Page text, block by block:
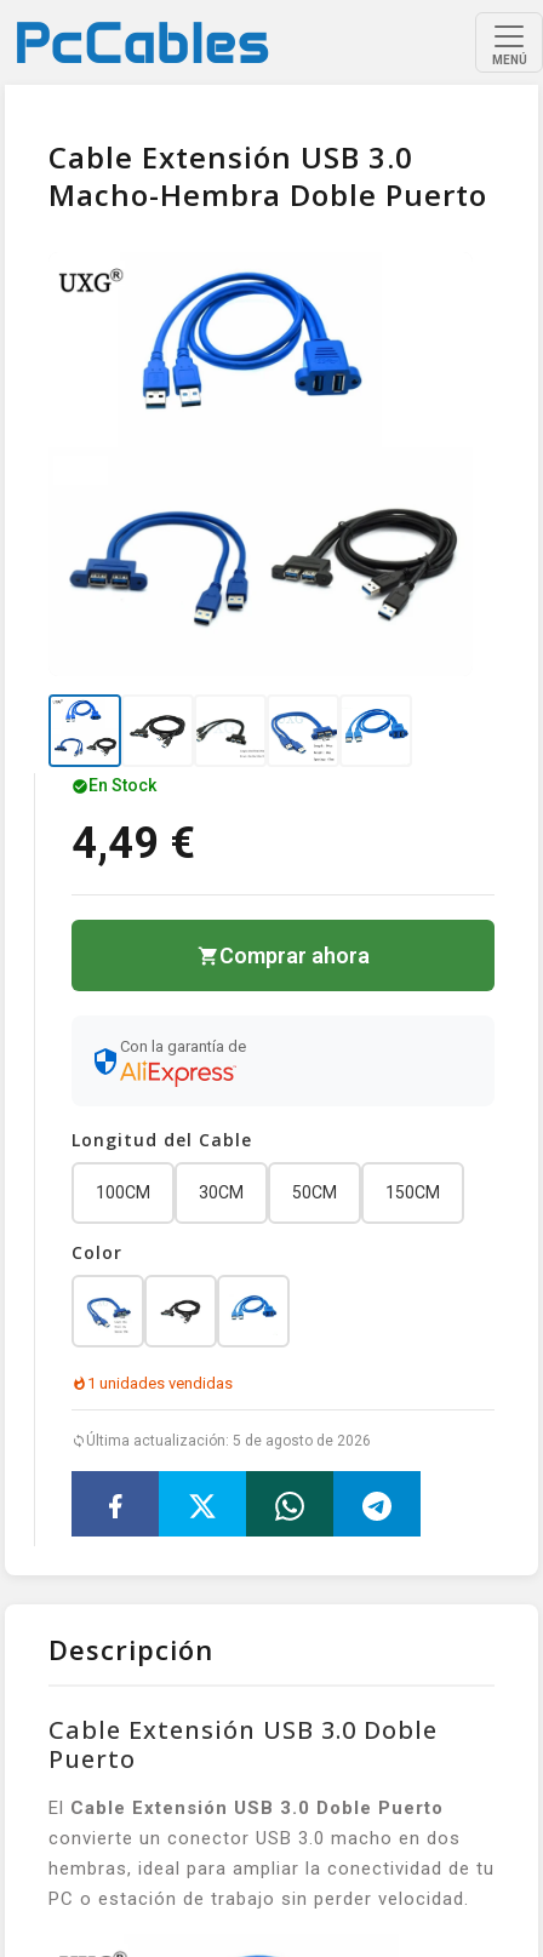
MENÚ
Cable Extensión USB 3.0
Macho-Hembra Doble Puerto
En Stock
4,49 €
Comprar ahora
Con la garantía de
Longitud del Cable
100CM 30CM 50CM 150CM
Color
1 unidades vendidas
Última actualización: 5 de agosto de 2026
Descripción
Cable Extensión USB 3.0 Doble
Puerto
El Cable Extensión USB 3.0 Doble Puerto
convierte un conector USB 3.0 macho en dos
hembras, ideal para ampliar la conectividad de tu
PC o estación de trabajo sin perder velocidad.